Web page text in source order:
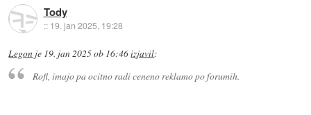
Tody
:: 19. jan 2025, 19:28
Legon je 19. jan 2025 ob 16:46izjavil:
Rofl, imajo pa ocitno radi ceneno reklamo po forumih.